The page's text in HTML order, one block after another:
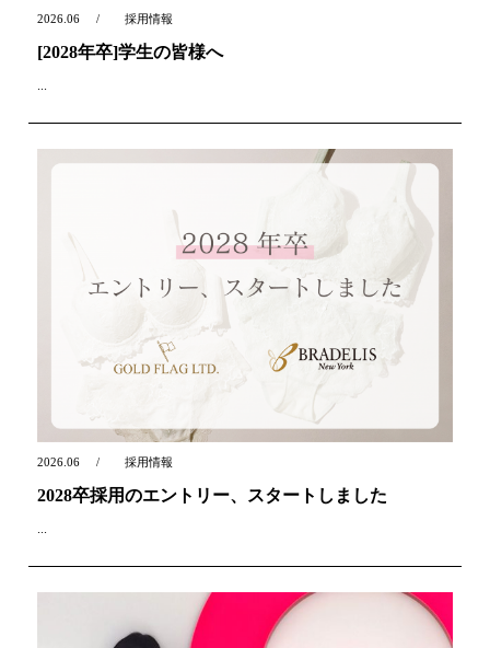
2026.06 採用情報
[2028年卒]学生の皆様へ
...
2026.06 採用情報
2028卒採用のエントリー、スタートしました
...